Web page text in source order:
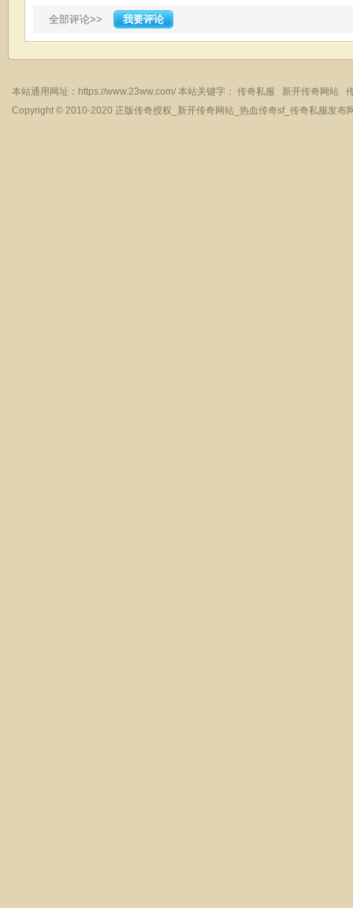
全部评论>> 我要评论
本站通用网址： https://www.23ww.com/ 本站关键字： 传奇私服 新开传奇网站
Copyright © 2010-2020 正版传奇授权_新开传奇网站_热血传奇sf_传奇私服发布